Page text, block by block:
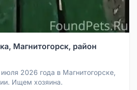
Магнитогорск, район
2026 года в Магнитогорске,
Ищем хозяина.